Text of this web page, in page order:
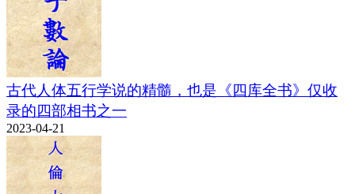
古代人体五行学说的精髓，也是《四库全书》仅收
录的四部相书之一
2023-04-21